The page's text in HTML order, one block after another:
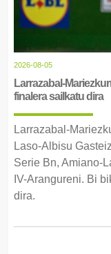
2026-08-05
Larrazabal-
finalera sailkatu dira
Larrazabal-
Laso-Albisu
Serie Bn, Amiano-
IV-Arangureni. Bi
dira.